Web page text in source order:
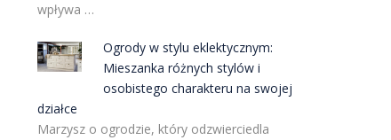
wpływa …
Ogrody w stylu eklektycznym:
Mieszanka różnych stylów i
osobistego charakteru na swojej
działce
Marzysz o ogrodzie, który odzwierciedla